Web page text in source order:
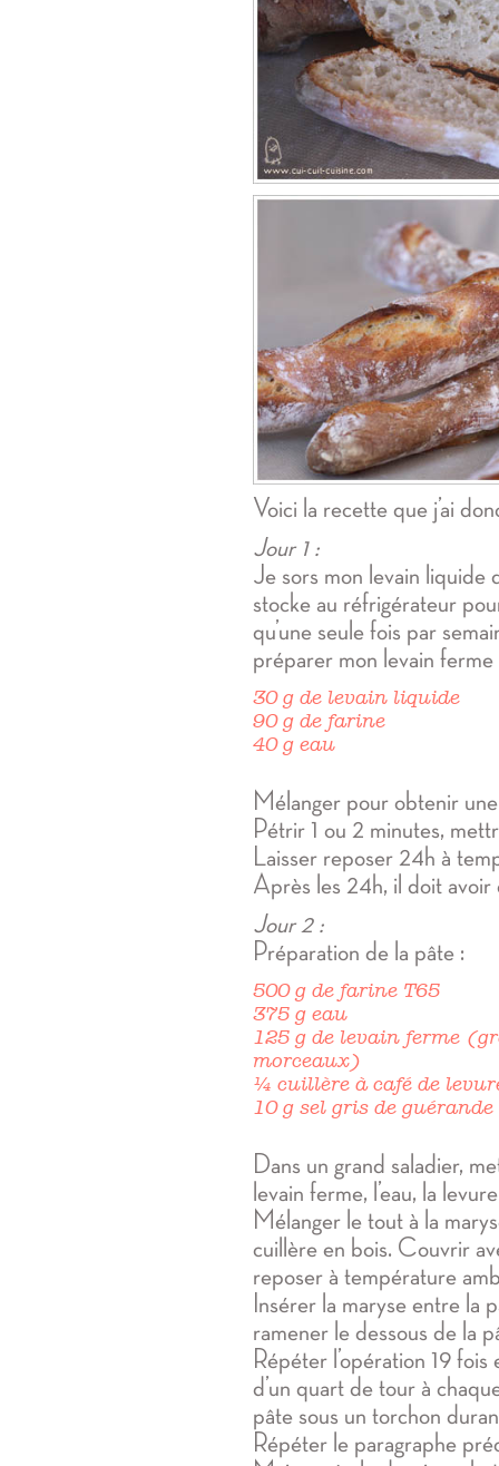
Voici la recette que j’ai
Jour 1 :
Je sors mon levain liquide
stocke au réfrigérateur
qu’une seule fois par
préparer mon levain ferme
30 g de levain liquide
90 g de farine
40 g eau
Mélanger pour obtenir
Pétrir 1 ou 2 minutes,
Laisser reposer 24h à
Après les 24h, il doit avoir
Jour 2 :
Préparation de la pâte :
500 g de farine T65
375 g eau
125 g de levain ferme
morceaux)
¼ cuillère à café de
10 g sel gris de
Dans un grand saladier,
levain ferme, l’eau, la
Mélanger le tout à la
cuillère en bois. Couvrir
reposer à température
Insérer la maryse entre la
ramener le dessous de la
Répéter l’opération 19
d’un quart de tour à
pâte sous un torchon
Répéter le paragraphe